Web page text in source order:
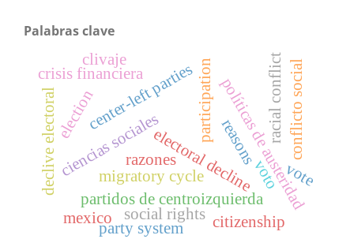
Palabras clave
ciencias sociales
participation
center-left parties
electoral decline
crisis financiera
políticas de austeridad
partidos de centroizquierda
declive electoral racial conflict
migratory cycle
social rights citizenship
election
razones voto
reasons
vote
mexico
clivaje
party system
conflicto social